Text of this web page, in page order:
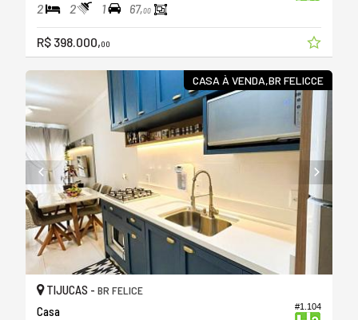
2 2 1 67,00
R$ 398.000,00
CASA À VENDA,BR FELICCE
#1.104
TIJUCAS - BR FELICE
Casa